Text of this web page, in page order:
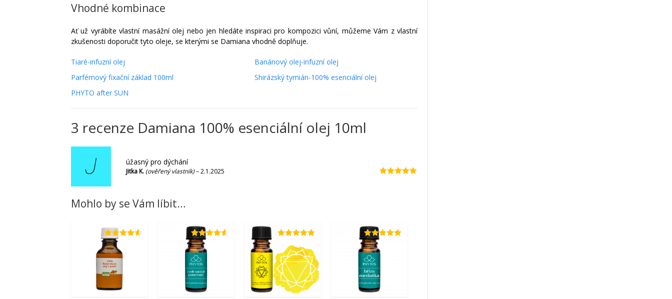
Vhodné kombinace
Ať už vyrábíte vlastní masážní olej nebo jen hledáte inspiraci pro kompozici vůní, můžeme Vám z vlastní
zkušenosti doporučit tyto oleje, se kterými se Damiana vhodně doplňuje.
Tiaré-infuzní olej
Parfémový fixační základ 100ml
PHYTO after SUN
Banánový olej-infuzní olej
Shirázský tymián-100% esenciální olej
3 recenze Damiana 100% esenciální olej 10ml
J úžasný pro dýchání
Jitka K. (ověřený vlastník)–2.1.2025
Mohlo by se Vám líbit…
Hodnocení
4.60z 5
Hodnocení
4.56z 5
4.82z 5
Hodnocení
4.93z 5